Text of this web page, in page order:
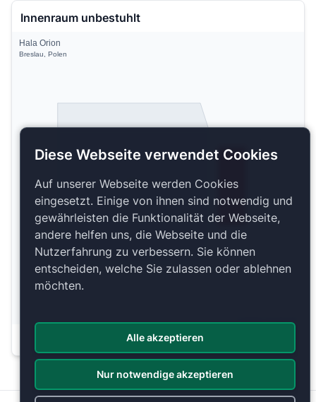
Innenraum unbestuhlt
Plyta
Hala Orion
Breslau, Polen
Plan anzeigen
Diese Webseite verwendet Cookies
Auf unserer Webseite werden Cookies
eingesetzt. Einige von ihnen sind notwendig und
gewährleisten die Funktionalität der Webseite,
andere helfen uns, die Webseite und die
Nutzerfahrung zu verbessern. Sie können
entscheiden, welche Sie zulassen oder ablehnen
möchten.
Alle akzeptieren
Nur notwendige akzeptieren